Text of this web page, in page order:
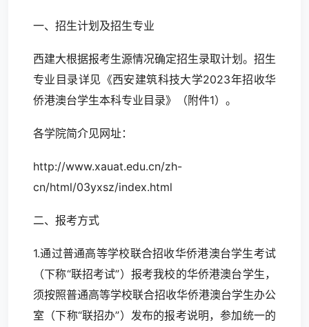
一、招生计划及招生专业
西建大根据报考生源情况确定招生录取计划。招生
专业目录详见《西安建筑科技大学2023年招收华
侨港澳台学生本科专业目录》（附件1）。
各学院简介见网址：
http://www.xauat.edu.cn/zh-
cn/html/03yxsz/index.html
二、报考方式
1.通过普通高等学校联合招收华侨港澳台学生考试
（下称“联招考试”）报考我校的华侨港澳台学生，
须按照普通高等学校联合招收华侨港澳台学生办公
室（下称“联招办”）发布的报考说明，参加统一的